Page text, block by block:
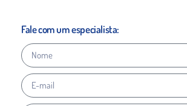
Fale com um especialista: